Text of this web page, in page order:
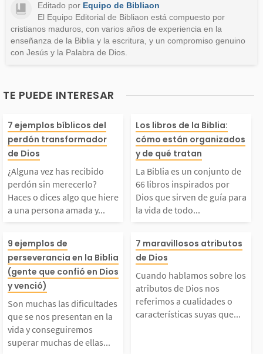
Editado por Equipo de Bibliaon
El Equipo Editorial de Bibliaon está compuesto por
cristianos maduros, con varios años de experiencia en la
enseñanza de la Biblia y la escritura, y un compromiso genuino
con Jesús y la Palabra de Dios.
TE PUEDE INTERESAR
vez has recib
perdón sin merece
Haces o dices alg
que hiere a una pers
amada y sabes qu
has cruzado la líne
que no mereces el p
7 ejemplos bíblicos del
perdón transformador
de Dios
¿Alguna vez has recibido
perdón sin merecerlo?
Haces o dices algo que hiere
a una persona amada y...
La Biblia es
to de 66 libros
dos por Dios
n de guía para
de todo
libros fueron
por más de 40
Los libros de la Biblia:
cómo están organizados
y de qué tratan
La Biblia es un conjunto de
66 libros inspirados por
Dios que sirven de guía para
la vida de todo...
muchas las dificul
que se nos prese
en la vida y cons
superar mu
9 ejemplos de
perseverancia en la Biblia
(gente que confió en Dios
y venció)
Son muchas las dificultades
que se nos presentan en la
vida y conseguiremos
superar muchas de ellas...
Cuando
re los
s nos
7 maravillosos atributos
de Dios
Cuando hablamos sobre los
atributos de Dios nos
referimos a cualidades o
características suyas que...